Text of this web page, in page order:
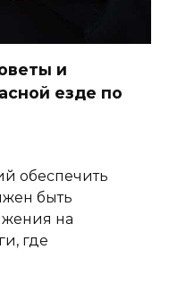
и
езде по
обеспечить
быть
на
где